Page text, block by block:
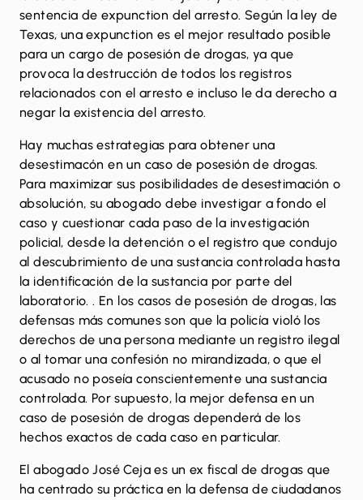
sentencia deexpunction del arresto. Según la ley de
Texas, una expunction es el mejor resultado posible
para un cargo de posesión de drogas, ya que
provoca la destrucción de todos los registros
relacionados con el arresto e incluso le da derecho a
negar la existencia del arresto.
Hay muchas estrategias para obtener una
desestimacón en un caso de posesión de drogas.
Para maximizar sus posibilidades de desestimación o
absolución, su abogado debe investigar a fondo el
caso y cuestionar cada paso de la investigación
policial, desde la detención o el registro que condujo
al descubrimiento de una sustancia controlada hasta
la identificación de la sustancia por parte del
laboratorio. . En los casos de posesión de drogas, las
defensas más comunes son que la policía violó los
derechos de una persona mediante un registro ilegal
o al tomar una confesión no mirandizada, o que el
acusado no poseía conscientemente una sustancia
controlada. Por supuesto, la mejor defensa en un
caso de posesión de drogas dependerá de los
hechos exactos de cada caso en particular.
El abogado José Ceja es un ex fiscal de drogas que
ha centrado su práctica en la defensa de ciudadanos